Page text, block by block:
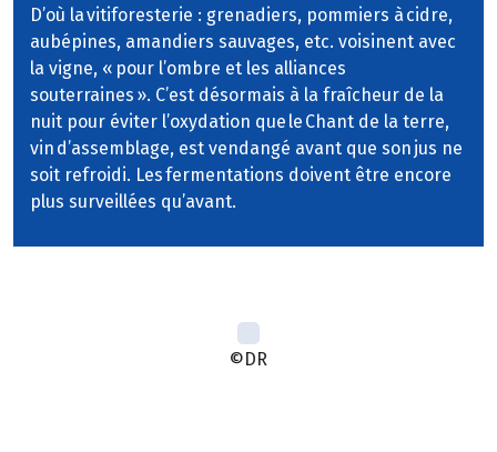
D’où la vitiforesterie : grenadiers, pommiers à cidre,
aubépines, amandiers sauvages, etc. voisinent avec
la vigne, « pour l’ombre et les alliances
souterraines ». C’est désormais à la fraîcheur de la
nuit pour éviter l’oxydation que le Chant de la terre,
vin d’assemblage, est vendangé avant que son jus ne
soit refroidi. Les fermentations doivent être encore
plus surveillées qu’avant.
©DR